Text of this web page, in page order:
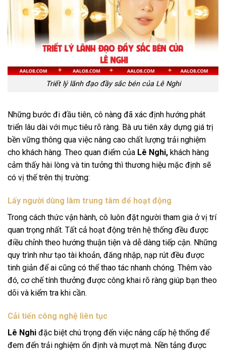
Triết lý lãnh đạo đầy sắc bén của Lê Nghi
Những bước đi đầu tiên, cô nàng đã xác định hướng phát
triển lâu dài với mục tiêu rõ ràng. Bà ưu tiên xây dựng giá trị
bền vững thông qua việc nâng cao chất lượng trải nghiệm
cho khách hàng. Theo quan điểm của Lê Nghi, khách hàng
cảm thấy hài lòng và tin tưởng thì thương hiệu mặc định sẽ
có vị thế trên thị trường:
Lấy người dùng làm trung tâm để hoạt động
Trong cách thức vận hành, cô luôn đặt người tham gia ở vị trí
quan trọng nhất. Tất cả hoạt động trên hệ thống đều được
điều chỉnh theo hướng thuận tiện và dễ dàng tiếp cận. Những
quy trình như tạo tài khoản, đăng nhập, nạp rút đều được
tinh giản để ai cũng có thể thao tác nhanh chóng. Thêm vào
đó, cơ chế tính thưởng được công khai rõ ràng giúp bạn theo
dõi và kiểm tra khi cần.
Cải tiến công nghệ liên tục
Lê Nghi đặc biệt chú trọng đến việc nâng cấp hệ thống để
đem đến trải nghiệm ổn định và mượt mà. Nền tảng được